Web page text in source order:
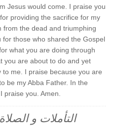
Jesus would come. I praise you
providing the sacrifice for my
from the dead and triumphing
those who shared the Gospel
what you are doing through
you are about to do and yet
me. I praise because you are
be my Abba Father. In the
, I praise you. Amen.
التأملات و